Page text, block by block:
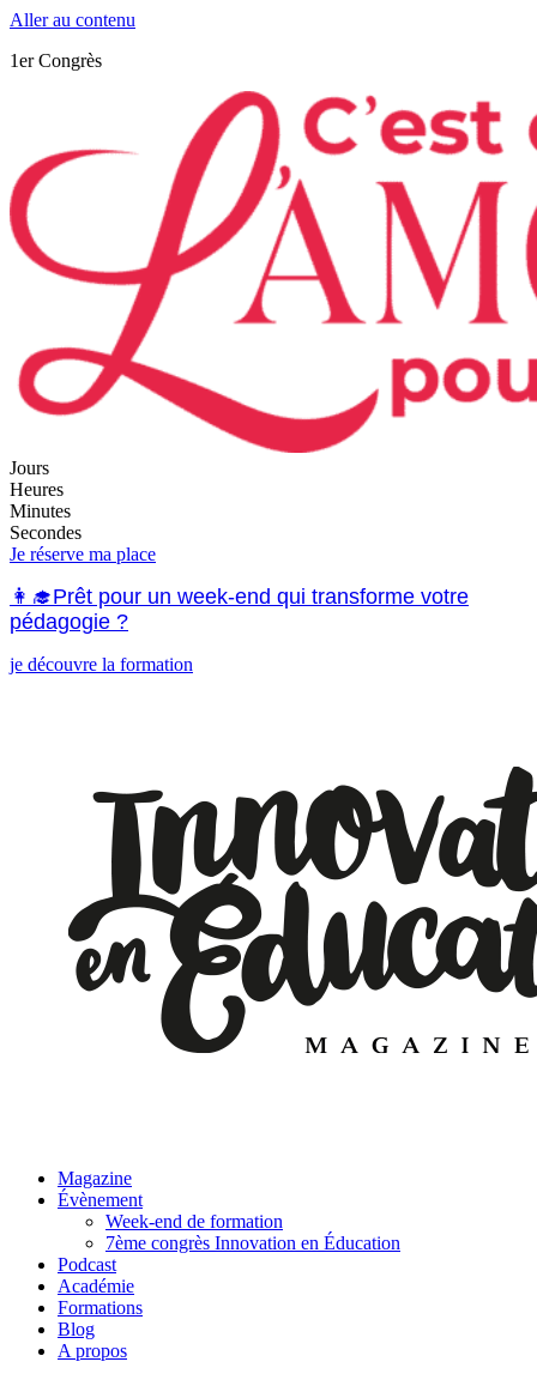
Aller au contenu
1er Congrès
Jours
Heures
Minutes
Secondes
Je réserve ma place
👩‍🎓Prêt pour un week-end qui transforme votre
pédagogie ?
je découvre la formation
Magazine
Évènement
Week-end de formation
7ème congrès Innovation en Éducation
Podcast
Académie
Formations
Blog
A propos